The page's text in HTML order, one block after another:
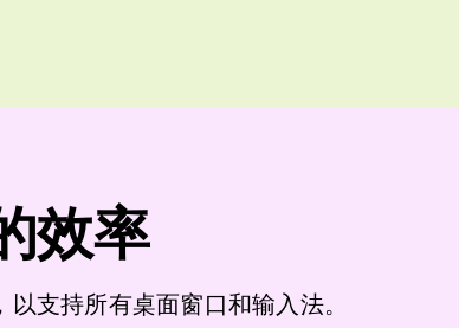
效率
支持所有桌面窗口和输入法。